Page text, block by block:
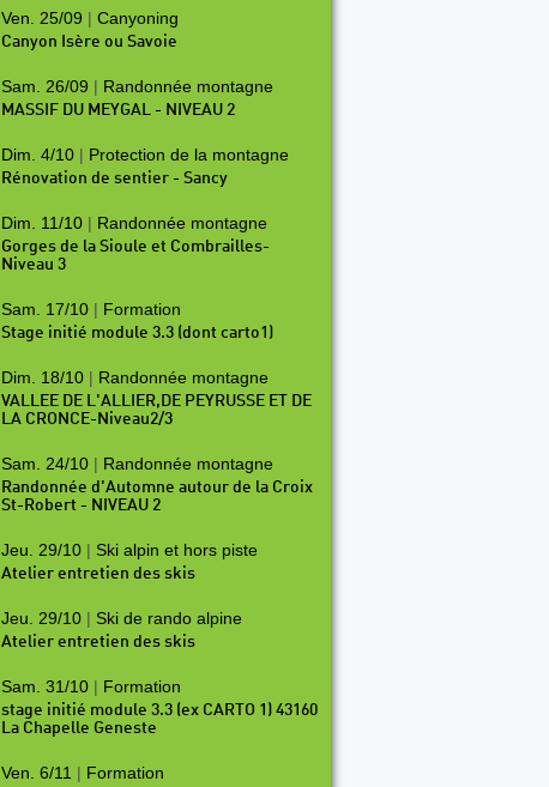
Ven. 25/09 | Canyoning
Canyon Isère ou Savoie
Sam. 26/09 | Randonnée montagne
MASSIF DU MEYGAL - NIVEAU 2
Dim. 4/10 | Protection de la montagne
Rénovation de sentier - Sancy
Dim. 11/10 | Randonnée montagne
Gorges de la Sioule et Combrailles-
Niveau 3
Sam. 17/10 | Formation
Stage initié module 3.3 (dont carto1)
Dim. 18/10 | Randonnée montagne
VALLEE DE L'ALLIER,DE PEYRUSSE ET DE
LA CRONCE-Niveau2/3
Sam. 24/10 | Randonnée montagne
Randonnée d'Automne autour de la Croix
St-Robert - NIVEAU 2
Jeu. 29/10 | Ski alpin et hors piste
Atelier entretien des skis
Jeu. 29/10 | Ski de rando alpine
Atelier entretien des skis
Sam. 31/10 | Formation
stage initié module 3.3 (ex CARTO 1) 43160
La Chapelle Geneste
Ven. 6/11 | Formation